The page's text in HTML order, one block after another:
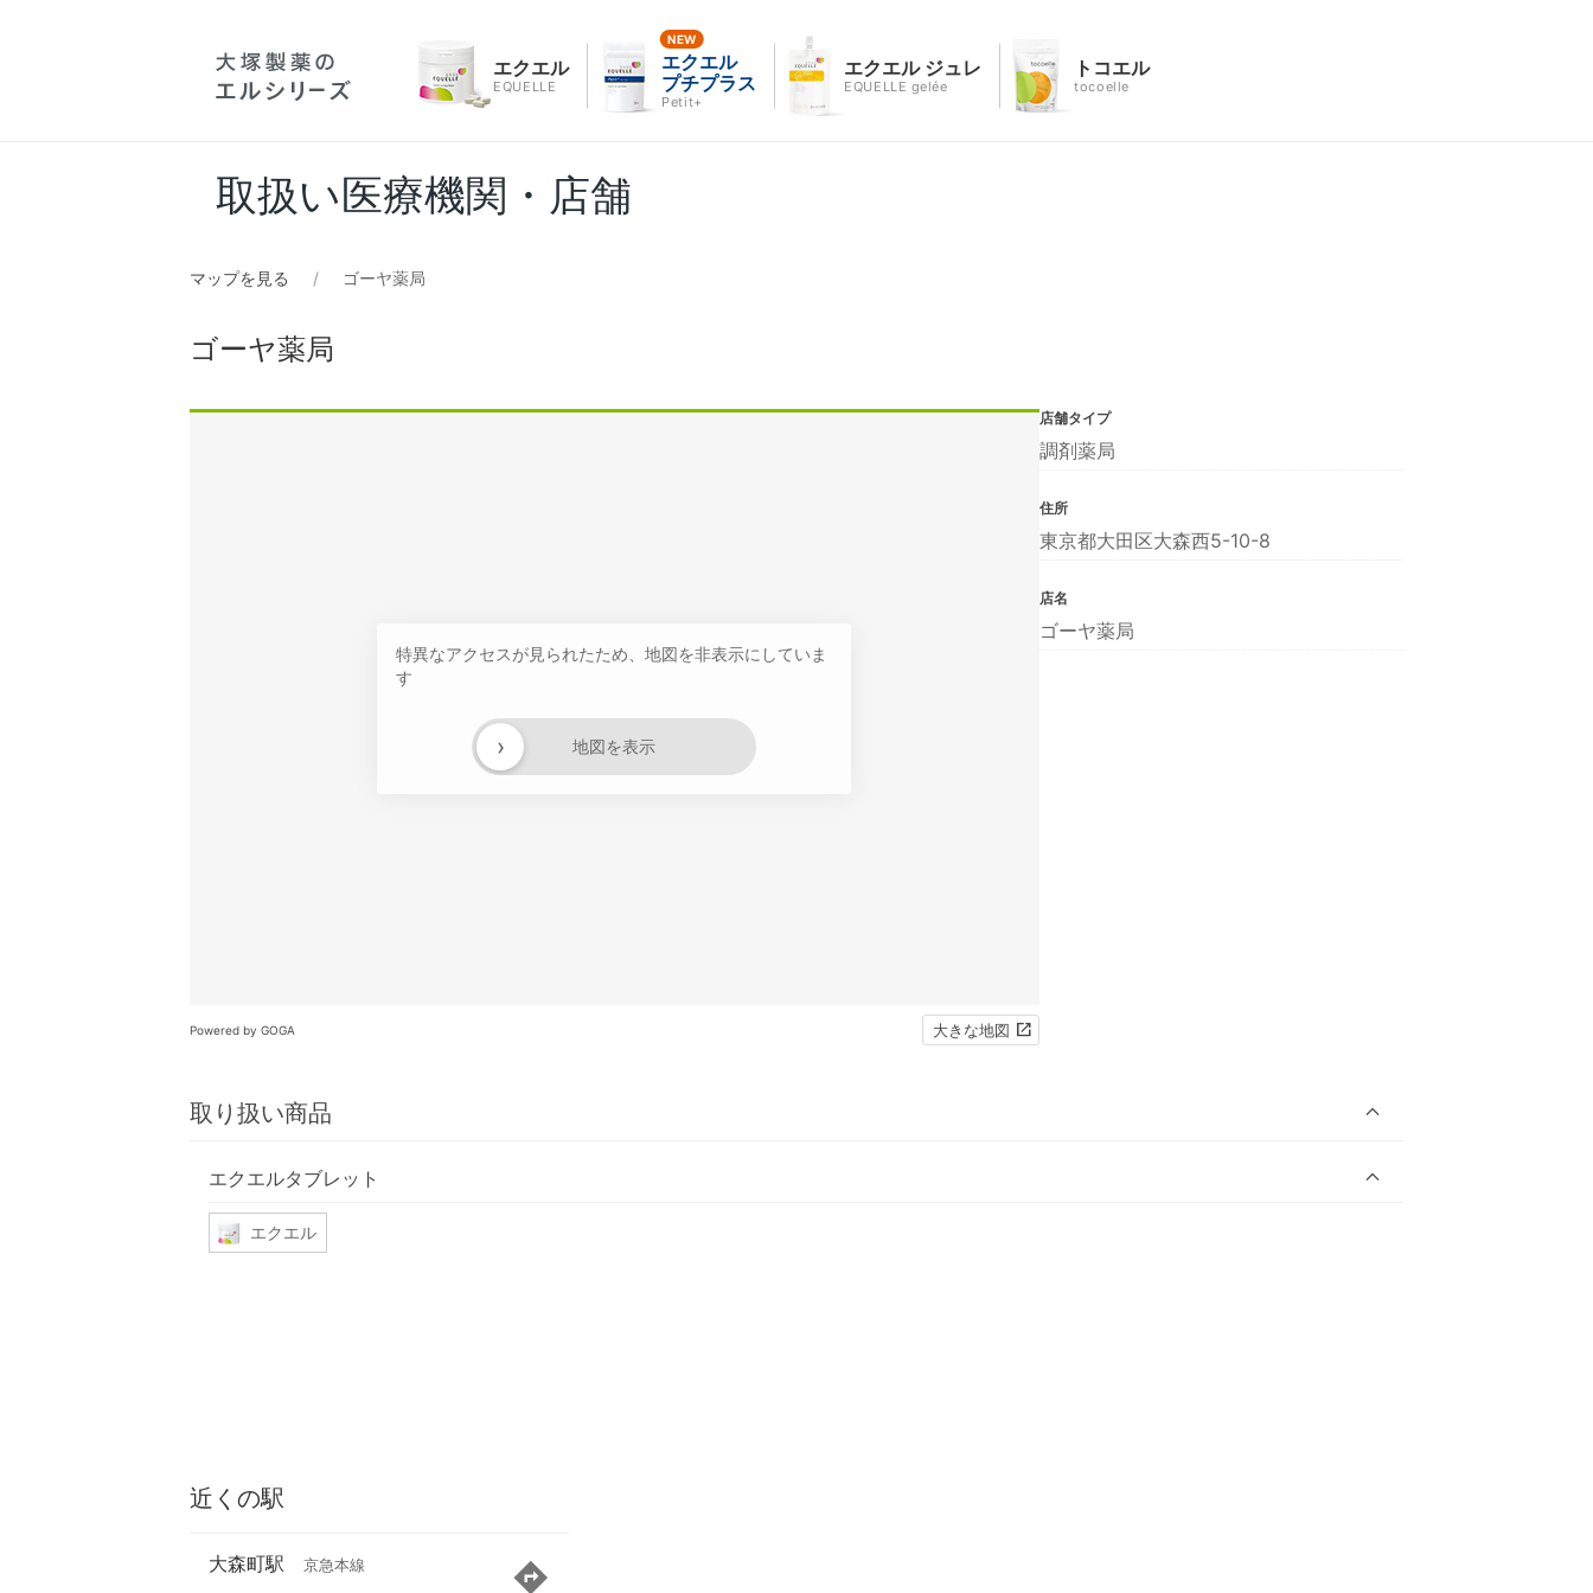
エクエル
EQUELLE
エクエル
プチプラス
Petit+
エクエル ジュレ
EQUELLE gelée
トコエル
tocoelle
取扱い医療機関・店舗
マップを見る ゴーヤ薬局
ゴーヤ薬局
特異なアクセスが見られたため、地図を非表示にしていま
す
地図を表示
›
Powered by GOGA 大きな地図
取り扱い商品
エクエルタブレット
エクエル
店舗タイプ
調剤薬局
住所
東京都大田区大森西5-10-8
店名
ゴーヤ薬局
近くの駅
大森町駅 京急本線